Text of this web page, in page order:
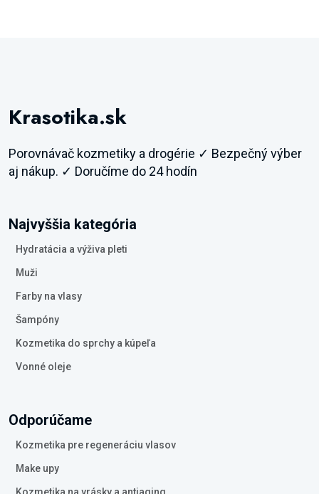
Krasotika.sk
Porovnávač kozmetiky a drogérie ✓ Bezpečný výber
aj nákup. ✓ Doručíme do 24 hodín
Najvyššia kategória
Hydratácia a výživa pleti
Muži
Farby na vlasy
Šampóny
Kozmetika do sprchy a kúpeľa
Vonné oleje
Odporúčame
Kozmetika pre regeneráciu vlasov
Make upy